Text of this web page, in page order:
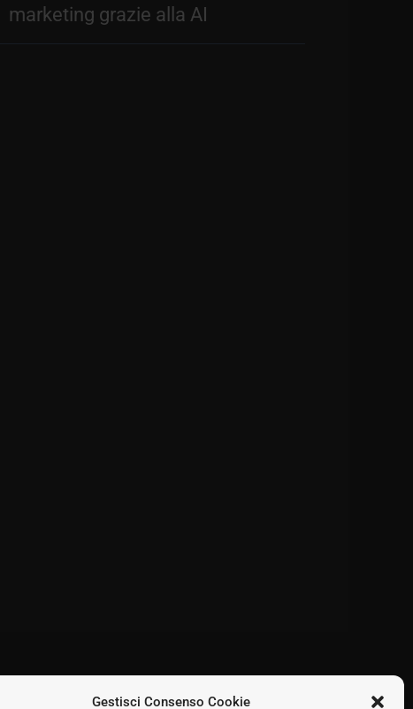
Gestisci Consenso Cookie
marketing grazie alla AI